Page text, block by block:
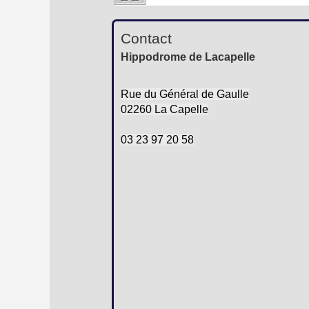
Contact
Hippodrome de Lacapelle
Rue du Général de Gaulle
02260 La Capelle
03 23 97 20 58